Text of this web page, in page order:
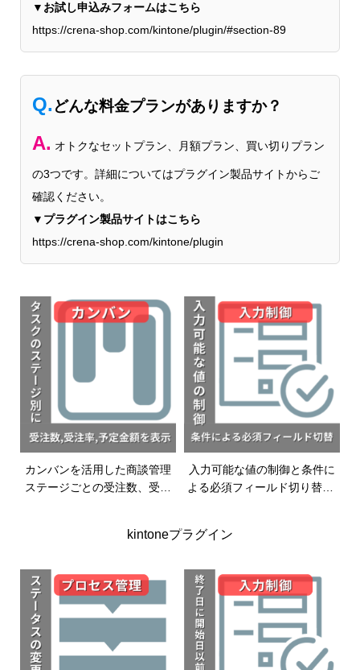
▼お試し申込みフォームはこちら
https://crena-shop.com/kintone/plugin/#section-89
Q. どんな料金プランがありますか？
A. オトクなセットプラン、月額プラン、買い切りプラン
の3つです。詳細についてはプラグイン製品サイトからご
確認ください。
▼プラグイン製品サイトはこちら
https://crena-shop.com/kintone/plugin
カンバンを活用した商談管理
ステージごとの受注数、受注
入力可能な値の制御と条件に
よる必須フィールド切り替え|
kintoneプラグイン